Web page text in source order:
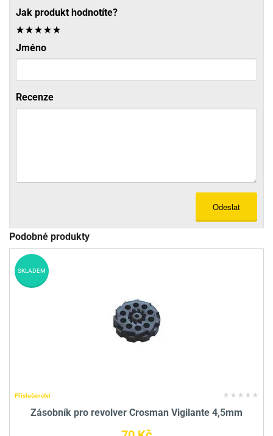
Jak produkt hodnotíte?
Jméno
Recenze
Odeslat
Podobné produkty
Příslušenství
Zásobník pro revolver Crosman Vigilante 4,5mm
SKLADEM